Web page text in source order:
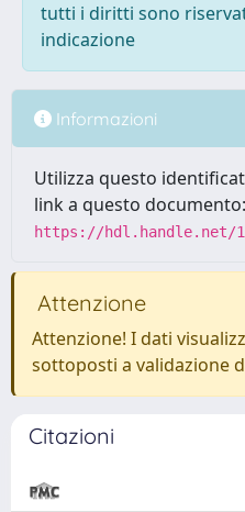
tutti i diritti sono
indicazione
Informazioni
Utilizza questo
link a questo documento:
https://hdl.handle.net/
Attenzione
Attenzione! I dati
sottoposti a validazione
Citazioni